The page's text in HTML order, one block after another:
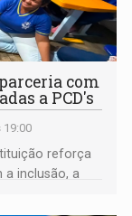
com
a PCD's
19:00
reforça
inclusão, a